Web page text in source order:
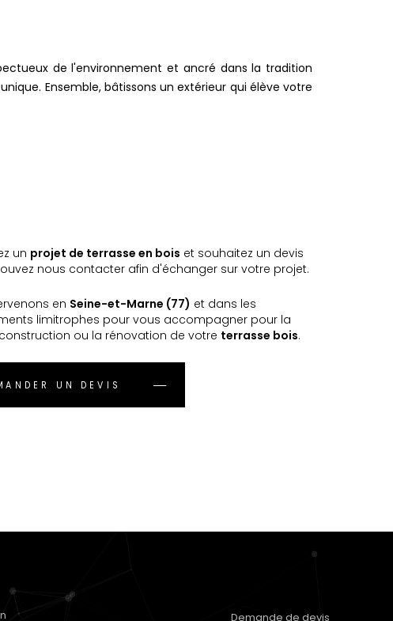
de l'environnement et ancré dans la tradition
Ensemble, bâtissons un extérieur qui élève votre
un projet de terrasse en bois et souhaitez un devis
nous contacter afin d'échanger sur votre projet.
en Seine-et-Marne (77) et dans les
limitrophes pour vous accompagner pour la
ou la rénovation de votre terrasse bois.
UN DEVIS
Demande de devis